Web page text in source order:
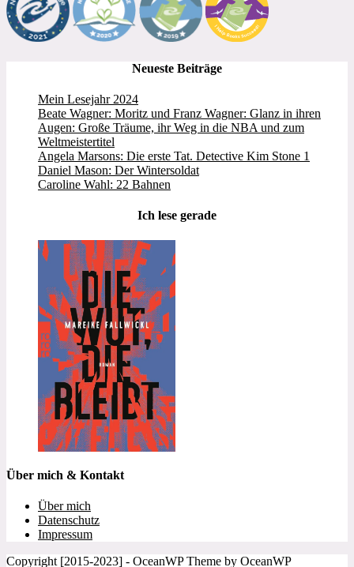
Neueste Beiträge
Mein Lesejahr 2024
Beate Wagner: Moritz und Franz Wagner: Glanz in ihren
Augen: Große Träume, ihr Weg in die NBA und zum
Weltmeistertitel
Angela Marsons: Die erste Tat. Detective Kim Stone 1
Daniel Mason: Der Wintersoldat
Caroline Wahl: 22 Bahnen
Ich lese gerade
Über mich & Kontakt
Über mich
Datenschutz
Impressum
Copyright [2015-2023] - OceanWP Theme by OceanWP